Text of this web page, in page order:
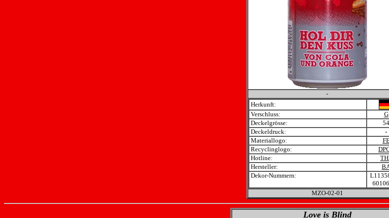
-
Herkunft:
Verschluss:
G
Deckelgrösse:
54
Deckeldruck:
-
Materiallogo:
Recyclinglogo:
Hotline:
Hersteller:
Dekor-Nummern:
MZO-02-01
Love is Blind